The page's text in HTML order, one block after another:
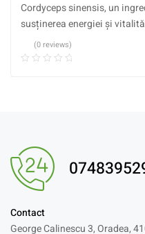
(0 reviews)
Contact
George Calinescu 3, Oradea,